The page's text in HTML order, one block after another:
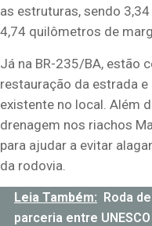
as estruturas, sendo
4,74 quilômetros de
Já na BR-235/BA, estão
restauração da estrada
existente no local. Além
drenagem nos riachos
para ajudar a evitar
da rodovia.
Leia Também: Roda
parceria entre